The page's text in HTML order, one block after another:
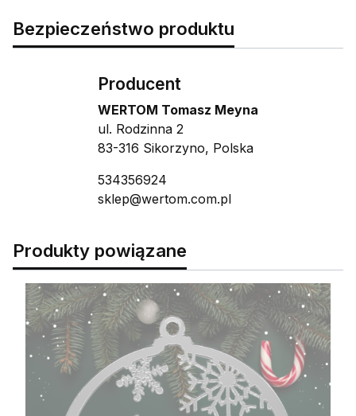
Bezpieczeństwo produktu
Producent
WERTOM Tomasz Meyna
ul. Rodzinna 2
83-316 Sikorzyno, Polska
534356924
sklep@wertom.com.pl
Produkty powiązane